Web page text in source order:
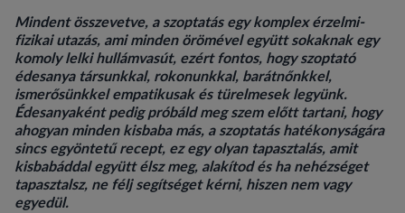
Mindent összevetve, a szoptatás egy komplex érzelmi-
fizikai utazás, ami minden örömével együtt sokaknak egy
komoly lelki hullámvasút, ezért fontos, hogy szoptató
édesanya társunkkal, rokonunkkal, barátnőnkkel,
ismerősünkkel empatikusak és türelmesek legyünk.
Édesanyaként pedig próbáld meg szem előtt tartani, hogy
ahogyan minden kisbaba más, a szoptatás hatékonyságára
sincs egyöntetű recept, ez egy olyan tapasztalás, amit
kisbabáddal együtt élsz meg, alakítod és ha nehézséget
tapasztalsz, ne félj segítséget kérni, hiszen nem vagy
egyedül.